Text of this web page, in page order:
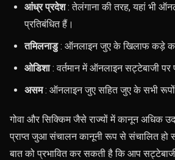
आंध्र प्रदेश: तेलंगाना की तरह, यहां भी
प्रतिबंधित हैं।
तमिलनाडु: ऑनलाइन जुए के खिलाफ कड़े
ओडिशा: वर्तमान में ऑनलाइन सट्टेबाजी पर
असम: ऑनलाइन जुए सहित जुए के सभी रूपों
गोवा और सिक्किम जैसे राज्यों में कानून अधिक
प्राप्त जुआ संचालन कानूनी रूप से संचालित हो
बात को प्रभावित कर सकती है कि आप